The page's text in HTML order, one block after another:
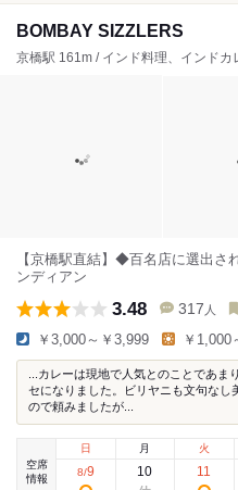
BOMBAY SIZZLERS
京橋駅 161m / インド料理、インドカ
【京橋駅直結】◆百名店に選出さ
ンディアン
3.48 317 人
￥3,000～￥3,999 ￥1,000
...カレーは現地で人気とのことであ
セになりました。ビリヤニも文句なし
ので頼みましたが...
空席
情報
日
8/9
月
10
火
11